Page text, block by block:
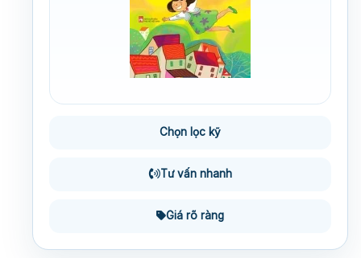
Chọn lọc kỹ
Tư vấn nhanh
Giá rõ ràng